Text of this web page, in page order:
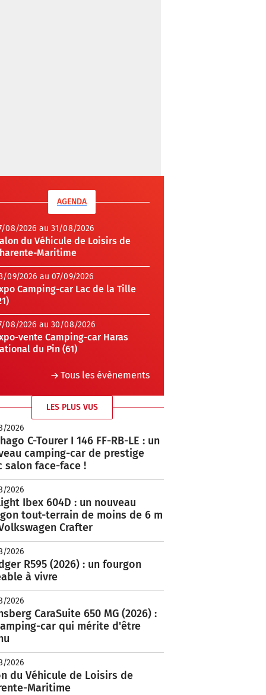
AGENDA
08/2026 au 31/08/2026
du Véhicule de Loisirs de
Maritime
09/2026 au 07/09/2026
Camping-car Lac de la Tille
08/2026 au 30/08/2026
vente Camping-car Haras
du Pin (61)
Tous les évènements
LES PLUS VUS
2026
C-Tourer I 146 FF-RB-LE : un
camping-car de prestige
salon face-face !
2026
Ibex 604D : un nouveau
tout-terrain de moins de 6 m
Crafter
2026
R595 (2026) : un fourgon
à vivre
2026
CaraSuite 650 MG (2026) :
car qui mérite d'être
2026
du Véhicule de Loisirs de
Maritime